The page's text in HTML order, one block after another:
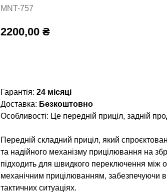
MNT-757
2200,00 ₴
Гарантія: 24 місяці
Доставка: Безкоштовно
Особливості: Це передній приціл, задній
Передній складний приціл, який
та надійного механізму прицілювання на
підходить для швидкого переключення між
механічним прицілюванням, забезпечуючи
тактичних ситуаціях.